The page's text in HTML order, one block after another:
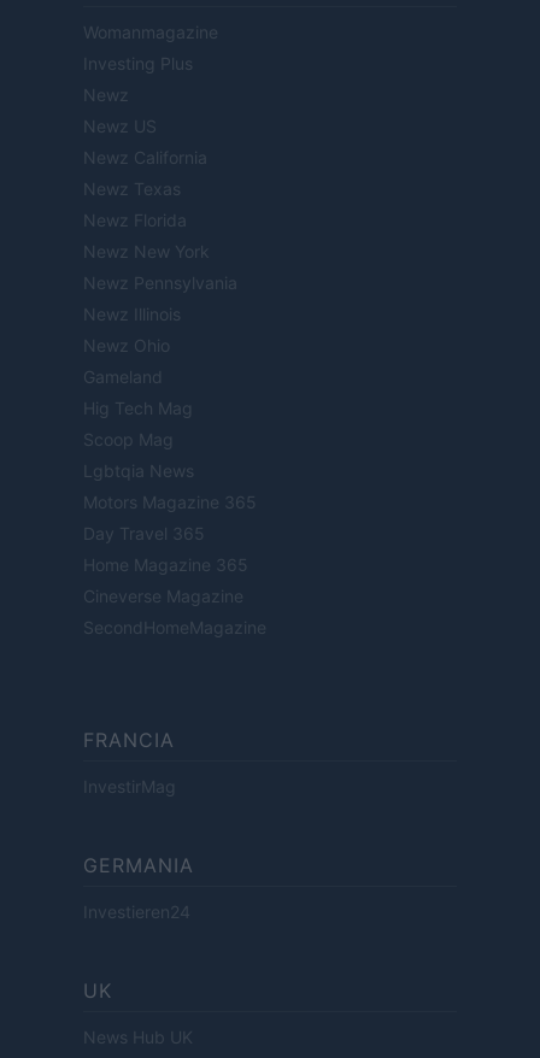
Womanmagazine
Investing Plus
Newz
Newz US
Newz California
Newz Texas
Newz Florida
Newz New York
Newz Pennsylvania
Newz Illinois
Newz Ohio
Gameland
Hig Tech Mag
Scoop Mag
Lgbtqia News
Motors Magazine 365
Day Travel 365
Home Magazine 365
Cineverse Magazine
SecondHomeMagazine
FRANCIA
InvestirMag
GERMANIA
Investieren24
UK
News Hub UK